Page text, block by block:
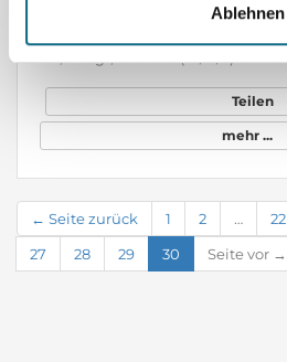
Ablehnen
Pölten, Österreich
Teilen
mehr ...
← Seite zurück 1 2 … 22
27
28 29 30 Seite vor →